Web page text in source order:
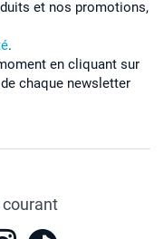
et nos promotions,
.
en cliquant sur
chaque newsletter